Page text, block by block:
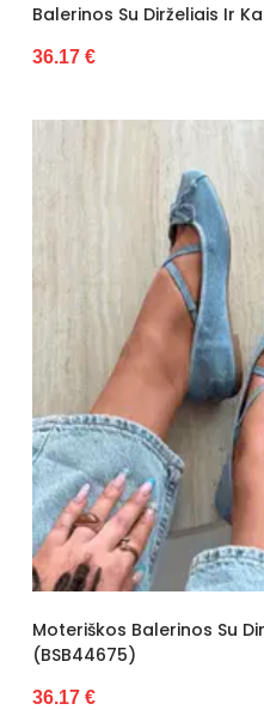
Balerinos Su Dirželiais Ir
36.17 €
Moteriškos Balerinos Su
(BSB44675)
36.17 €